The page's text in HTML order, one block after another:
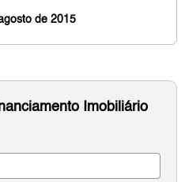
de 2015
Imobiliário